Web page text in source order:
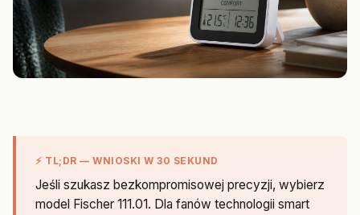
⚡ TL;DR — WNIOSKI W 30 SEKUND
Jeśli szukasz bezkompromisowej precyzji, wybierz
model Fischer 111.01. Dla fanów technologii smart